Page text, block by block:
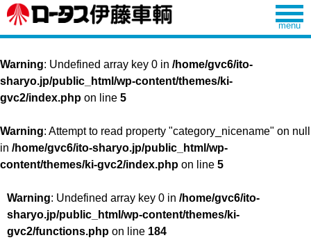
Warning: Undefined array key 0 in /home/gvc6/ito-
sharyo.jp/public_html/wp-content/themes/ki-
gvc2/index.php on line 5
Warning: Attempt to read property "category_nicename" on null
in /home/gvc6/ito-sharyo.jp/public_html/wp-
content/themes/ki-gvc2/index.php on line 5
Warning: Undefined array key 0 in /home/gvc6/ito-
sharyo.jp/public_html/wp-content/themes/ki-
gvc2/functions.php on line 184